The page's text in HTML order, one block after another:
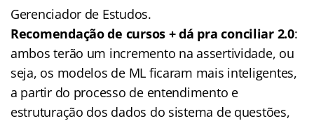
Gerenciador de Estudos.
Recomendação de cursos + dá pra conciliar 2.0:
ambos terão um incremento na assertividade, ou
seja, os modelos de ML ficaram mais inteligentes,
a partir do processo de entendimento e
estruturação dos dados do sistema de questões,